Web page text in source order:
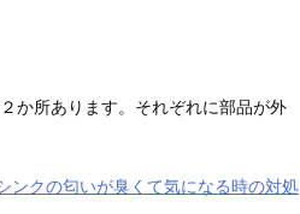
か所あります。それぞれに部品が外
ンクの匂いが臭くて気になる時の対処